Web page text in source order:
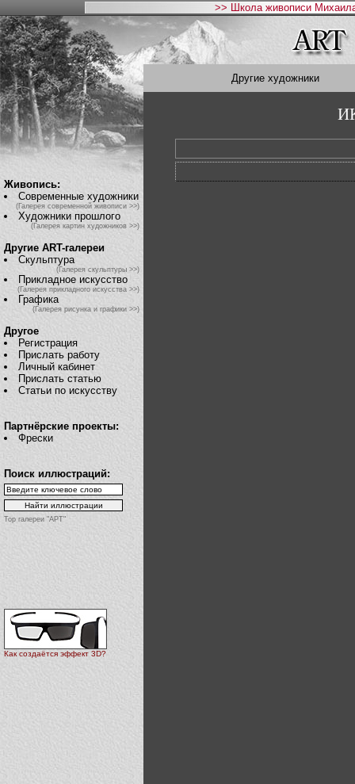
>> Школа живописи
Живопись:
Современные художники
(Галерея современной живописи >>)
Художники прошлого
(Галерея картин художников >>)
Другие ART-галереи
Скульптура
(Галерея скульптуры >>)
Прикладное искусство
(Галерея прикладного искусства >>)
Графика
(Галерея рисунка и графики >>)
Другое
Регистрация
Прислать работу
Личный кабинет
Прислать статью
Статьи по искусству
Партнёрские проекты:
Фрески
Поиск иллюстраций:
Top галереи "АРТ"
Как создаётся эффект 3D?
Другие художники